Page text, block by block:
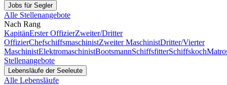
Jobs für Segler
Alle Stellenangebote
Nach Rang
KapitänErster OffizierZweiter/Dritter
OffizierChefschiffsmaschinistZweiter MaschinistDritter/Vierter
MaschinistElektromaschinistBootsmannSchiffsfitterSchiffskoch
Stellenangebote
Lebensläufe der Seeleute
Alle Lebensläufe